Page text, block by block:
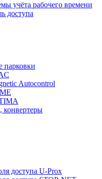
учёта рабочего времени
доступа
парковки
Autocontrol
конвертеры
доступа U-Prox